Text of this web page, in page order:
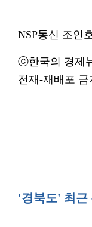
NSP통신 조인
ⓒ한국의 경제
전재-재배포 금
'경북도' 최근